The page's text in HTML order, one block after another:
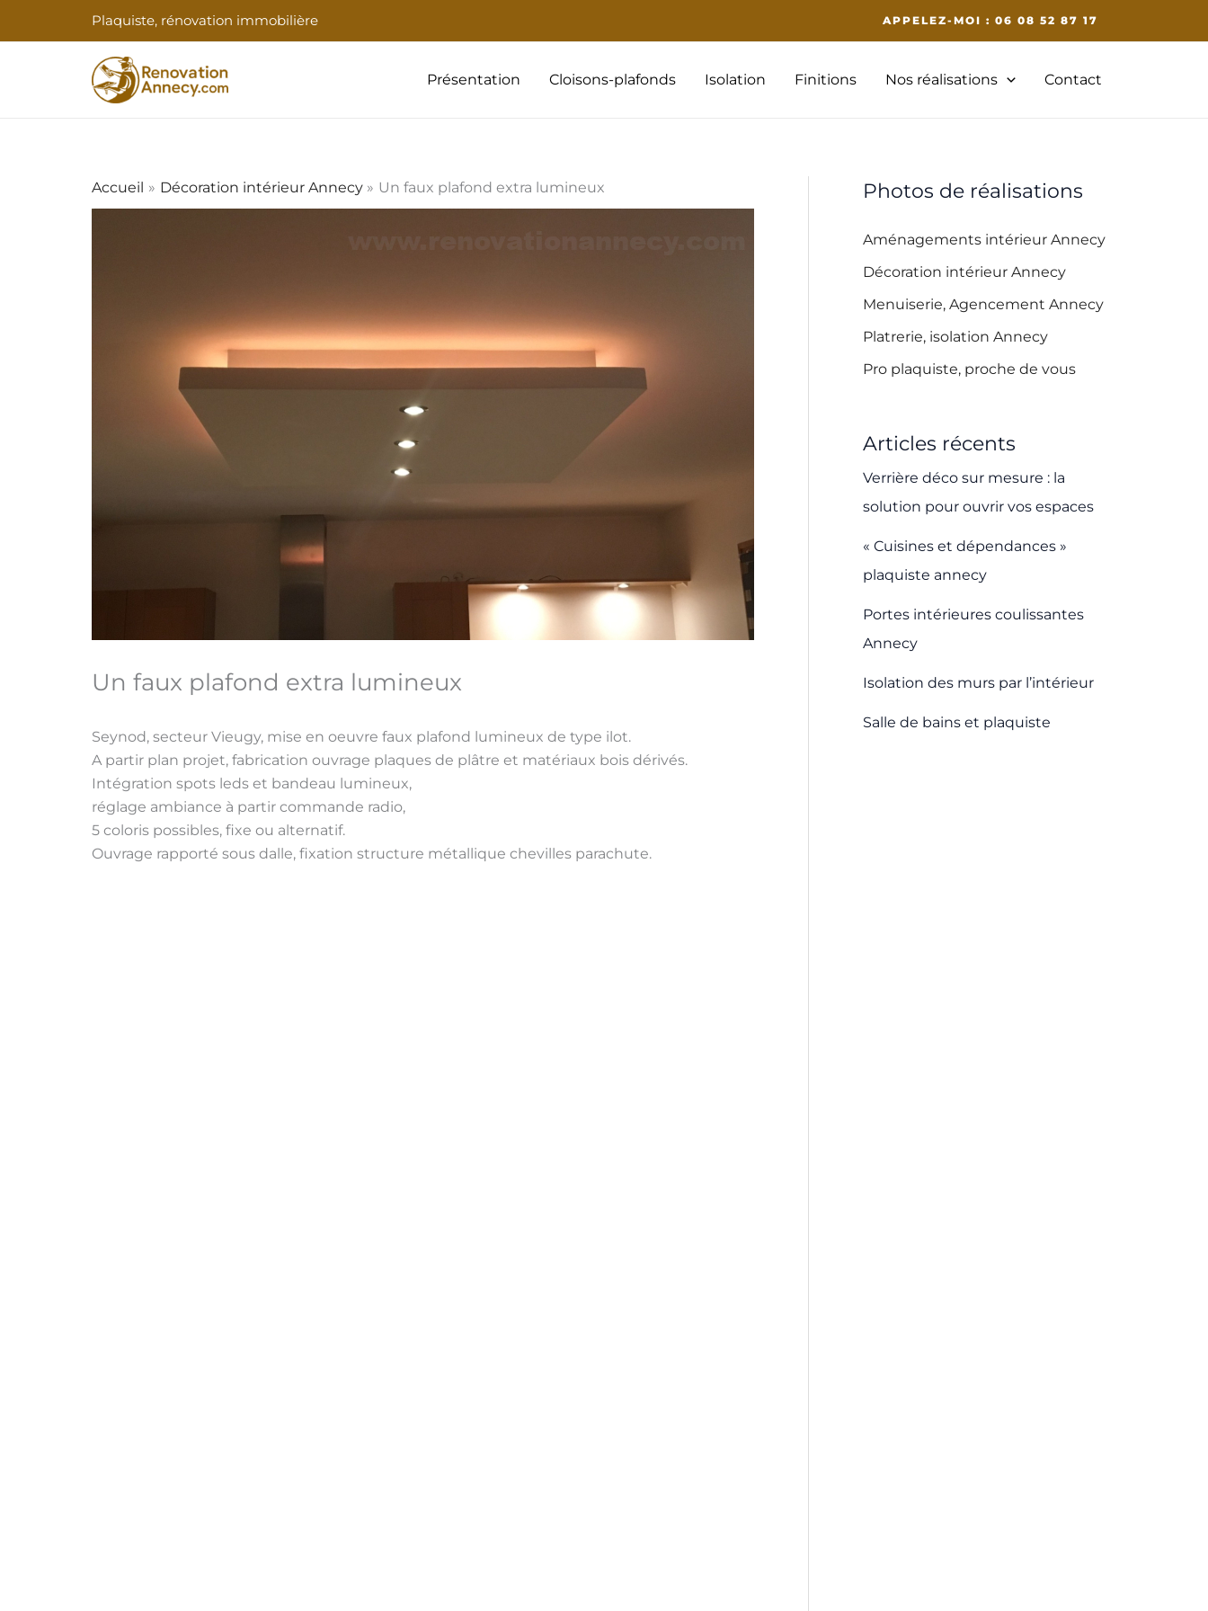
Plaquiste, rénovation immobilière APPELEZ-MOI : 06 08 52 87 17
Présentation Cloisons-plafonds Isolation Finitions Nos réalisations Contact
Accueil Décoration intérieur Annecy Un faux plafond extra lumineux
Un faux plafond extra lumineux
Seynod, secteur Vieugy, mise en oeuvre faux plafond lumineux de type ilot.
A partir plan projet, fabrication ouvrage plaques de plâtre et matériaux bois dérivés.
Intégration spots leds et bandeau lumineux,
réglage ambiance à partir commande radio,
5 coloris possibles, fixe ou alternatif.
Ouvrage rapporté sous dalle, fixation structure métallique chevilles parachute.
Photos de réalisations
Aménagements intérieur Annecy
Décoration intérieur Annecy
Menuiserie, Agencement Annecy
Platrerie, isolation Annecy
Pro plaquiste, proche de vous
Articles récents
Verrière déco sur mesure : la
solution pour ouvrir vos espaces
« Cuisines et dépendances »
plaquiste annecy
Portes intérieures coulissantes
Annecy
Isolation des murs par l’intérieur
Salle de bains et plaquiste